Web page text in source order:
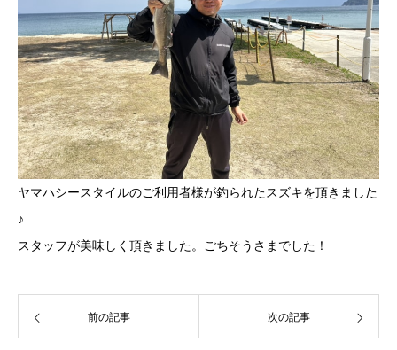
ヤマハシースタイルのご利用者様が釣られたスズキを頂きました
♪
スタッフが美味しく頂きました。ごちそうさまでした！
前の記事 次の記事